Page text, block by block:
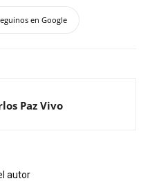
en Google
Paz Vivo
autor